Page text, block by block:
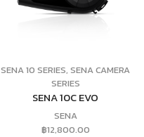
SENA 10 SERIES, SENA CAMERA
SERIES
SENA 10C EVO
SENA
฿12,800.00